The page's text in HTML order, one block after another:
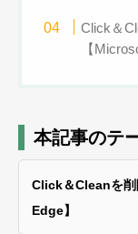
Click＆
【
本記事のテ
Click＆Cleanを
Edge】